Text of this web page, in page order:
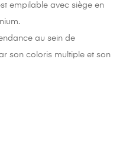
empilable avec siège en
au sein de
son coloris multiple et son